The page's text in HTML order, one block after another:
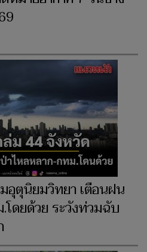
อุตุนิยมวิทยา เตือนฝน
ดยด้วย ระวังท่วมฉับ